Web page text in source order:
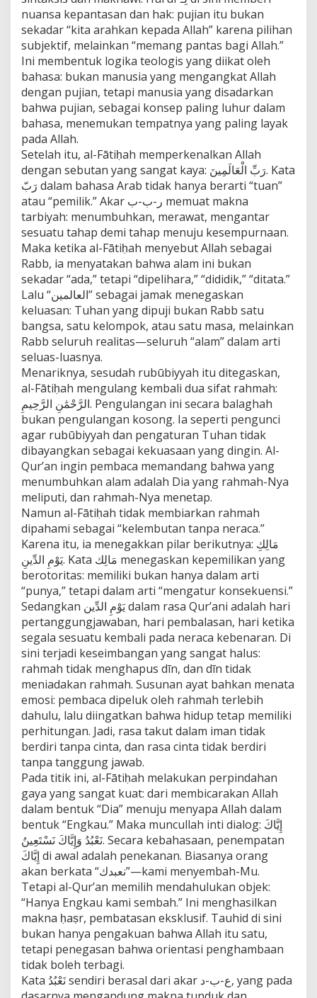
nuansa kepantasan dan hak: pujian itu bukan
sekadar “kita arahkan kepada Allah” karena pilihan
subjektif, melainkan “memang pantas bagi Allah.”
Ini membentuk logika teologis yang diikat oleh
bahasa: bukan manusia yang mengangkat Allah
dengan pujian, tetapi manusia yang disadarkan
bahwa pujian, sebagai konsep paling luhur dalam
bahasa, menemukan tempatnya yang paling layak
pada Allah.
Setelah itu, al-Fātiḥah memperkenalkan Allah
dengan sebutan yang sangat kaya: رَبِّ الْعَالَمِينَ. Kata
رَبّ dalam bahasa Arab tidak hanya berarti “tuan”
atau “pemilik.” Akar ر-ب-ب memuat makna
tarbiyah: menumbuhkan, merawat, mengantar
sesuatu tahap demi tahap menuju kesempurnaan.
Maka ketika al-Fātiḥah menyebut Allah sebagai
Rabb, ia menyatakan bahwa alam ini bukan
sekadar “ada,” tetapi “dipelihara,” “dididik,” “ditata.”
Lalu “العالمين” sebagai jamak menegaskan
keluasan: Tuhan yang dipuji bukan Rabb satu
bangsa, satu kelompok, atau satu masa, melainkan
Rabb seluruh realitas—seluruh “alam” dalam arti
seluas-luasnya.
Menariknya, sesudah rubūbiyyah itu ditegaskan,
al-Fātiḥah mengulang kembali dua sifat rahmah:
الرَّحْمَٰنِ الرَّحِيمِ. Pengulangan ini secara balaghah
bukan pengulangan kosong. Ia seperti pengunci
agar rubūbiyyah dan pengaturan Tuhan tidak
dibayangkan sebagai kekuasaan yang dingin. Al-
Qur’an ingin pembaca memandang bahwa yang
menumbuhkan alam adalah Dia yang rahmah-Nya
meliputi, dan rahmah-Nya menetap.
Namun al-Fātiḥah tidak membiarkan rahmah
dipahami sebagai “kelembutan tanpa neraca.”
Karena itu, ia menegakkan pilar berikutnya: مَالِكِ
يَوْمِ الدِّينِ. Kata مَالِك menegaskan kepemilikan yang
berotoritas: memiliki bukan hanya dalam arti
“punya,” tetapi dalam arti “mengatur konsekuensi.”
Sedangkan يَوْمِ الدِّين dalam rasa Qur’ani adalah hari
pertanggungjawaban, hari pembalasan, hari ketika
segala sesuatu kembali pada neraca kebenaran. Di
sini terjadi keseimbangan yang sangat halus:
rahmah tidak menghapus dīn, dan dīn tidak
meniadakan rahmah. Susunan ayat bahkan menata
emosi: pembaca dipeluk oleh rahmah terlebih
dahulu, lalu diingatkan bahwa hidup tetap memiliki
perhitungan. Jadi, rasa takut dalam iman tidak
berdiri tanpa cinta, dan rasa cinta tidak berdiri
tanpa tanggung jawab.
Pada titik ini, al-Fātiḥah melakukan perpindahan
gaya yang sangat kuat: dari membicarakan Allah
dalam bentuk “Dia” menuju menyapa Allah dalam
bentuk “Engkau.” Maka muncullah inti dialog: إِيَّاكَ
نَعْبُدُ وَإِيَّاكَ نَسْتَعِينُ. Secara kebahasaan, penempatan
إِيَّاكَ di awal adalah penekanan. Biasanya orang
akan berkata “نعبدك”—kami menyembah-Mu.
Tetapi al-Qur’an memilih mendahulukan objek:
“Hanya Engkau kami sembah.” Ini menghasilkan
makna ḥaṣr, pembatasan eksklusif. Tauhid di sini
bukan hanya pengakuan bahwa Allah itu satu,
tetapi penegasan bahwa orientasi penghambaan
tidak boleh terbagi.
Kata نَعْبُدُ sendiri berasal dari akar ع-ب-د, yang pada